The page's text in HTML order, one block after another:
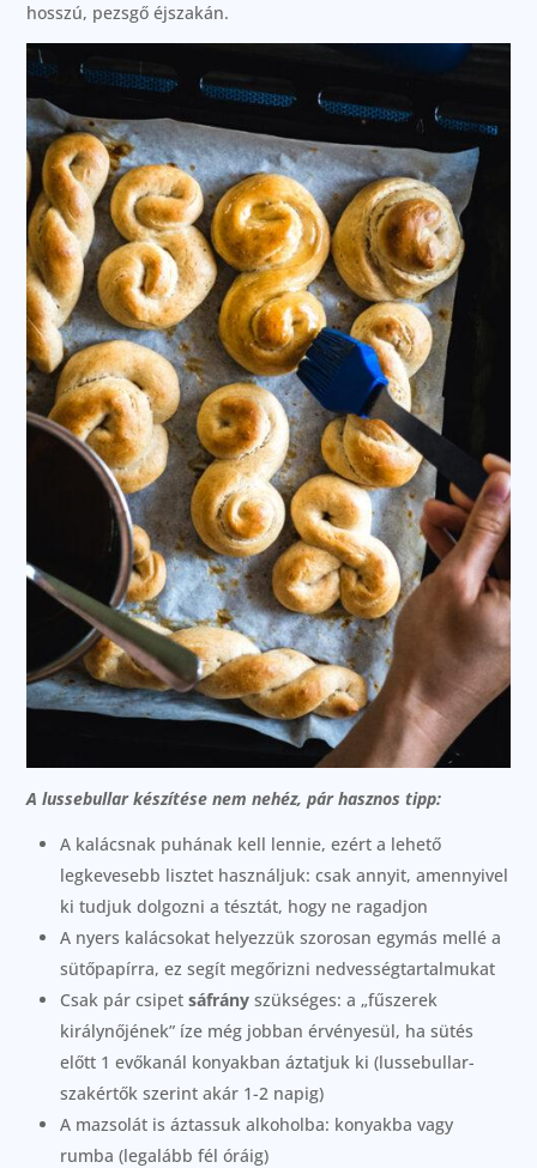
hosszú, pezsgő éjszakán.
A lussebullar készítése nem nehéz, pár hasznos tipp:
A kalácsnak puhának kell lennie, ezért a lehető
legkevesebb lisztet használjuk: csak annyit, amennyivel
ki tudjuk dolgozni a tésztát, hogy ne ragadjon
A nyers kalácsokat helyezzük szorosan egymás mellé a
sütőpapírra, ez segít megőrizni nedvességtartalmukat
Csak pár csipetsáfrány szükséges: a „fűszerek
királynőjének” íze még jobban érvényesül, ha sütés
előtt 1 evőkanál konyakban áztatjuk ki (lussebullar-
szakértők szerint akár 1-2 napig)
A mazsolát is áztassuk alkoholba: konyakba vagy
rumba (legalább fél óráig)